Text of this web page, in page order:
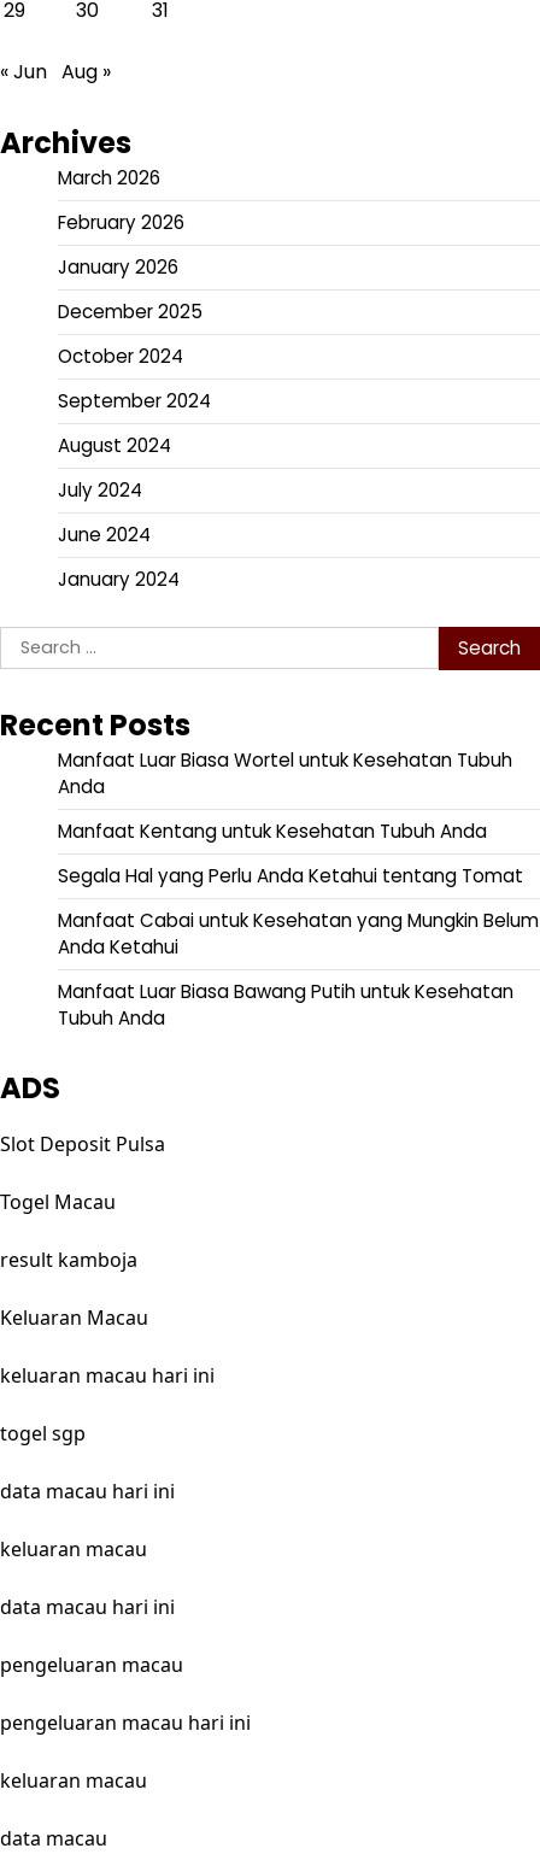
29 30 31
« Jun Aug »
Archives
March 2026
February 2026
January 2026
December 2025
October 2024
September 2024
August 2024
July 2024
June 2024
January 2024
Search
for:
Recent Posts
Manfaat Luar Biasa Wortel untuk Kesehatan Tubuh
Anda
Manfaat Kentang untuk Kesehatan Tubuh Anda
Segala Hal yang Perlu Anda Ketahui tentang Tomat
Manfaat Cabai untuk Kesehatan yang Mungkin Belum
Anda Ketahui
Manfaat Luar Biasa Bawang Putih untuk Kesehatan
Tubuh Anda
ADS
Slot Deposit Pulsa
Togel Macau
result kamboja
Keluaran Macau
keluaran macau hari ini
togel sgp
data macau hari ini
keluaran macau
data macau hari ini
pengeluaran macau
pengeluaran macau hari ini
keluaran macau
data macau